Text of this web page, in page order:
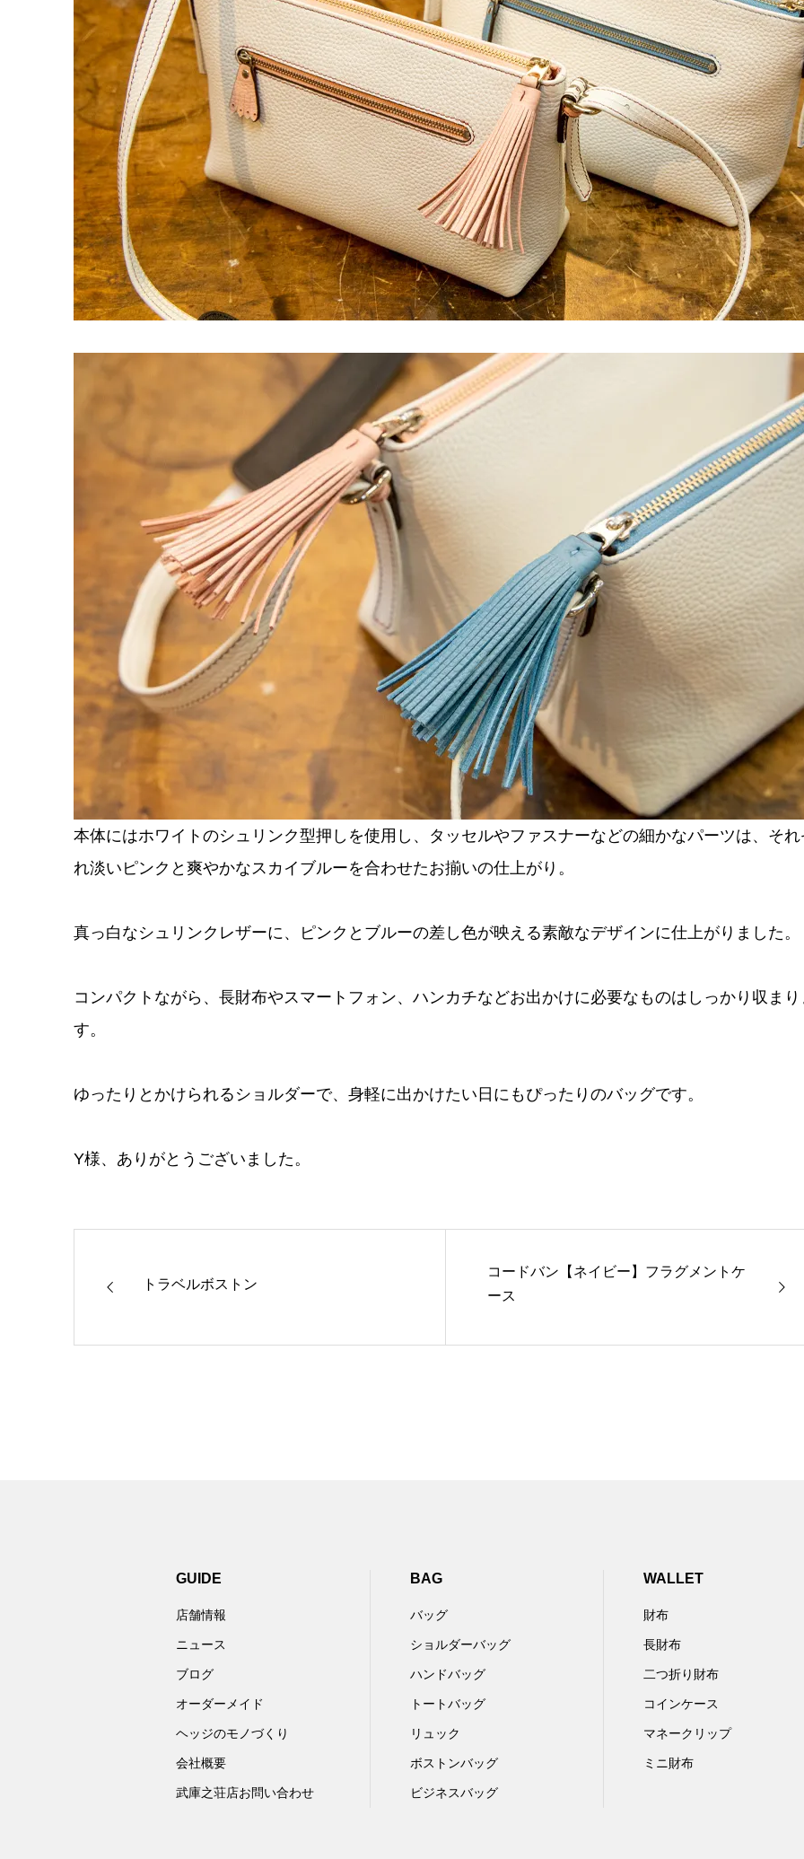
本体にはホワイトのシュリンク型押しを使用し、タッセルやファスナーなどの細かなパーツは、それ
れ淡いピンクと爽やかなスカイブルーを合わせたお揃いの仕上がり。
真っ白なシュリンクレザーに、ピンクとブルーの差し色が映える素敵なデザインに仕上がりました。
コンパクトながら、長財布やスマートフォン、ハンカチなどお出かけに必要なものはしっかり収まり
す。
ゆったりとかけられるショルダーで、身軽に出かけたい日にもぴったりのバッグです。
Y様、ありがとうございました。
トラベルボストン
コードバン【ネイビー】フラグメントケ
ース
GUIDE
店舗情報
ニュース
ブログ
オーダーメイド
ヘッジのモノづくり
会社概要
武庫之荘店お問い合わせ
BAG
バッグ
ショルダーバッグ
ハンドバッグ
トートバッグ
リュック
ボストンバッグ
ビジネスバッグ
WALLET
財布
長財布
二つ折り財布
コインケース
マネークリップ
ミニ財布